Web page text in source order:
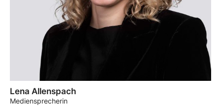
Lena Allenspach
Mediensprecherin